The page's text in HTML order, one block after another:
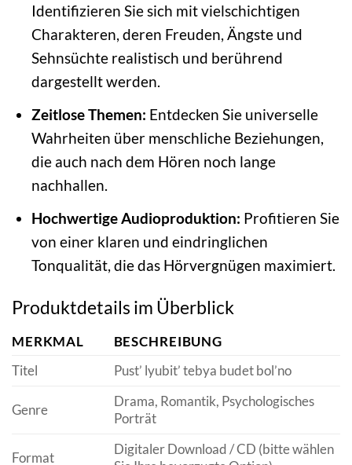
Identifizieren Sie sich mit vielschichtigen
Charakteren, deren Freuden, Ängste und
Sehnsüchte realistisch und berührend
dargestellt werden.
Zeitlose Themen: Entdecken Sie universelle
Wahrheiten über menschliche Beziehungen,
die auch nach dem Hören noch lange
nachhallen.
Hochwertige Audioproduktion: Profitieren Sie
von einer klaren und eindringlichen
Tonqualität, die das Hörvergnügen maximiert.
Produktdetails im Überblick
MERKMAL
BESCHREIBUNG
Titel
Pust’ lyubit’ tebya budet bol’no
Genre
Drama, Romantik, Psychologisches
Porträt
Format
Digitaler Download / CD (bitte wählen